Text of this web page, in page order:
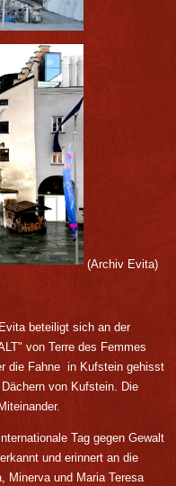
(Archiv Evita)
beteiligt sich an der
von Terre des Femmes
die Fahne in Kufstein gehisst
von Kufstein. Die
Tag gegen Gewalt
und erinnert an die
Minerva und Maria Teresa